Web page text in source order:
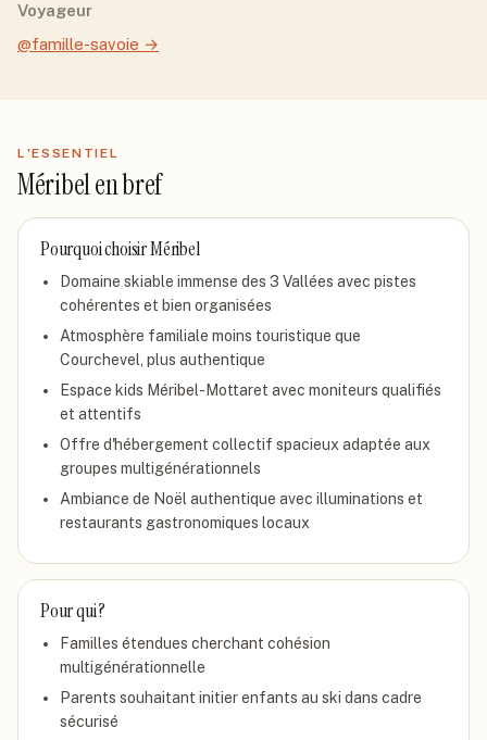
Voyageur
@famille-savoie →
L'ESSENTIEL
Méribelen bref
Pourquoi choisirMéribel
Domaine skiable immense des 3 Vallées avec pistes
cohérentes et bien organisées
Atmosphère familiale moins touristique que
Courchevel, plus authentique
Espace kids Méribel-Mottaret avec moniteurs qualifiés
et attentifs
Offre d'hébergement collectif spacieux adaptée aux
groupes multigénérationnels
Ambiance de Noël authentique avec illuminations et
restaurants gastronomiques locaux
Pour qui ?
Familles étendues cherchant cohésion
multigénérationnelle
Parents souhaitant initier enfants au ski dans cadre
sécurisé